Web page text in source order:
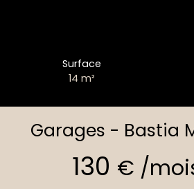
Surface
14m²
Garages - Bastia
130 € /